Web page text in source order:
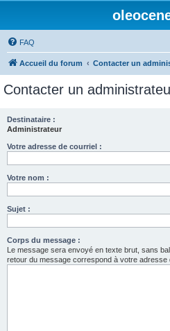
FAQ
Accueil du forum Contacter un
Contacter un
Destinataire :
Administrateur
Votre adresse de courriel :
Votre nom :
Sujet :
Corps du message :
Le message sera envoyé en texte brut, sans
retour du message correspond à votre adresse